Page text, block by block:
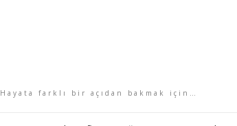
Hayata farklı bir açıdan bakmak için…